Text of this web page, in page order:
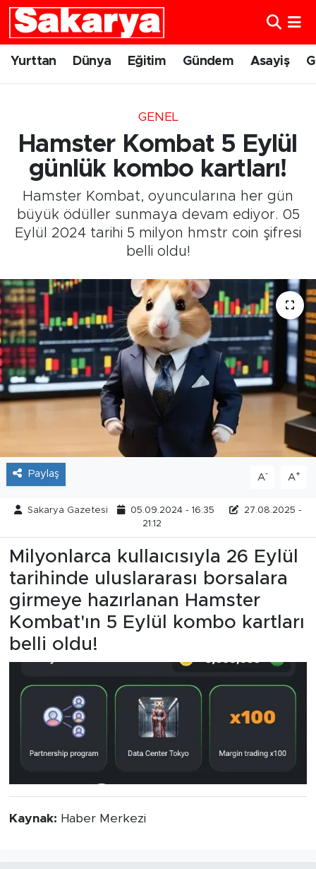
Yurttan Dünya Eğitim Gündem Asayiş
GENEL
Hamster Kombat 5 Eylül
günlük kombo kartları!
Hamster Kombat, oyuncularına her gün
büyük ödüller sunmaya devam ediyor. 05
Eylül 2024 tarihi 5 milyon hmstr coin şifresi
belli oldu!
Paylaş A- A+
Sakarya Gazetesi 05.09.2024 - 16:35
27.08.2025 -
21:12
Milyonlarca kullaıcısıyla 26 Eylül
tarihinde uluslararası borsalara
girmeye hazırlanan Hamster
Kombat'ın 5 Eylül kombo kartları
belli oldu!
Kaynak: Haber Merkezi
Yurttan
Gündem
Eskişehirspor
Spor
Kültür Sanat
Tarihçe
Resmi İlanlar
Foto Şaka
Teknoloji
Eskişehir Nöbetçi Eczaneler
Eskişehir Trafik Yoğunluk Haritası
Süper Lig Puan Durumu ve Fikstür
Tüm Manşetler
Haber Arşivi